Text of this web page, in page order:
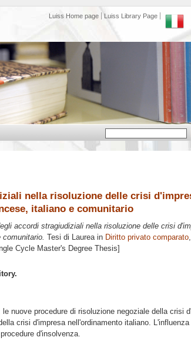
Luiss Home page Luiss Library Page
nella risoluzione delle crisi
italiano e comunitario
accordi stragiudiziali nella risoluzione delle crisi
Tesi di Laurea in Diritto privato comparato
Cycle Master's Degree Thesis]
nuove procedure di risoluzione negoziale della crisi
crisi d'impresa nell'ordinamento italiano. L'influenza
d'insolvenza.